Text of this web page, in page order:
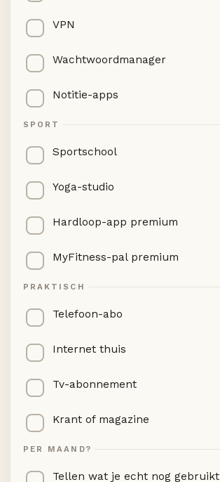
VPN
Wachtwoordmanager
Notitie-apps
SPORT
Sportschool
Yoga-studio
Hardloop-app premium
MyFitness-pal premium
PRAKTISCH
Telefoon-abo
Internet thuis
Tv-abonnement
Krant of magazine
PER MAAND?
Tellen wat je echt nog gebruikt